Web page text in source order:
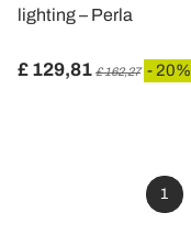
lighting – Perla
£ 129,81 £ 162,27 - 20%
1